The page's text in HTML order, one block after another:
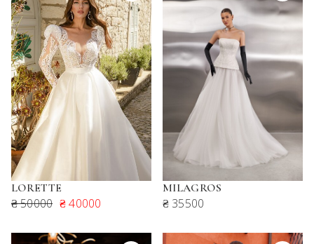
LORETTE
₴ 50000 ₴ 40000
MILAGROS
₴ 35500